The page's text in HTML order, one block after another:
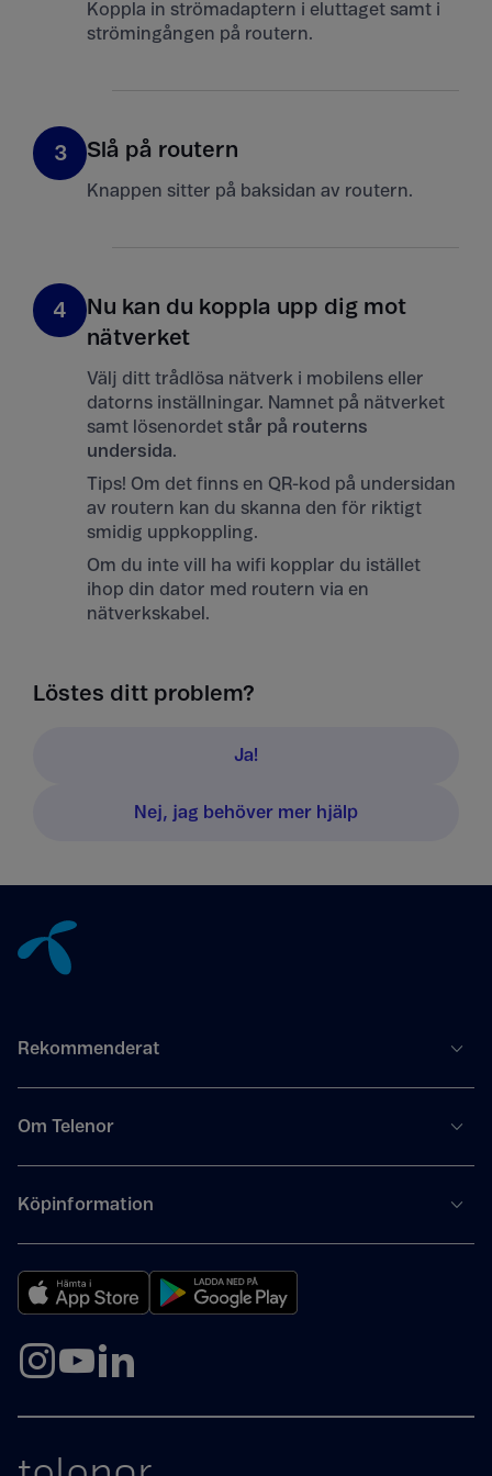
Koppla in strömadaptern i eluttaget samt i
strömingången på routern.
3 Slå på routern
Knappen sitter på baksidan av routern.
4
Nu kan du koppla upp dig mot
nätverket
Välj ditt trådlösa nätverk i mobilens eller
datorns inställningar. Namnet på nätverket
samt lösenordet står på routerns
undersida.
Tips! Om det finns en QR-kod på undersidan
av routern kan du skanna den för riktigt
smidig uppkoppling.
Om du inte vill ha wifi kopplar du istället
ihop din dator med routern via en
nätverkskabel.
Löstes ditt problem?
Ja!
Nej, jag behöver mer hjälp
Rekommenderat
Om Telenor
Köpinformation